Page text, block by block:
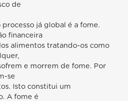
de
já global é a fome.
financeira
alimentos tratando-os como
e morrem de fome. Por
se
Isto constitui um
A fome é